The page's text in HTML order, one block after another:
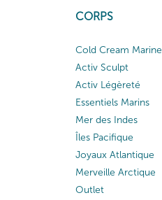
CORPS
Cold Cream Marine
Activ Sculpt
Activ Légèreté
Essentiels Marins
Mer des Indes
Îles Pacifique
Joyaux Atlantique
Merveille Arctique
Outlet